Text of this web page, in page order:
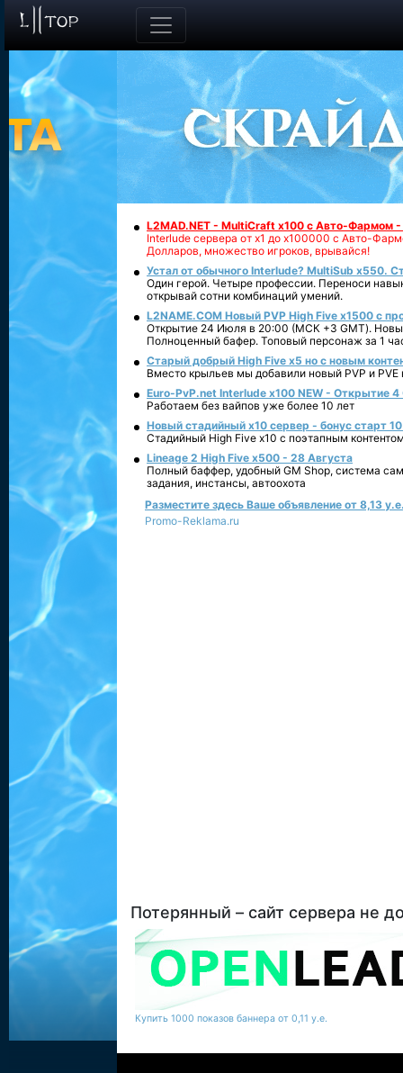
L2MAD.NET - MultiCraft x100 с Авто-Фармом
Interlude сервера от х1 до х100000 с Авто-
Долларов, множество игроков, врывайся!
Устал от обычного Interlude? MultiSub x550.
Один герой. Четыре профессии. Переноси
открывай сотни комбинаций умений.
L2NAME.COM Новый PVP High Five x1500 с
Открытие 24 Июля в 20:00 (МСК +3 GMT).
Полноценный бафер. Топовый персонаж за 1
Старый добрый High Five x5 но с новым
Вместо крыльев мы добавили новый PVP и PVE
Euro-PvP.net Interlude х100 NEW - Открытие 4
Работаем без вайпов уже более 10 лет
Новый стадийный х10 сервер - бонус старт
Стадийный High Five x10 с поэтапным
Lineage 2 High Five x500 - 28 Августа
Полный баффер, удобный GM Shop, система
задания, инстансы, автоохота
Разместите здесь Ваше объявление от 8,13
Promo-Reklama.ru
Потерянный – сайт сервера не
Купить 1000 показов баннера от 0,11 у.е.